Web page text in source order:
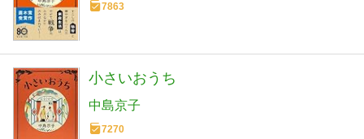
7863
小さいおうち
中島京子
7270